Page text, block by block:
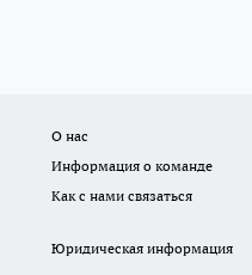
О нас
Информация о команде
Как с нами связаться
Юридическая информация